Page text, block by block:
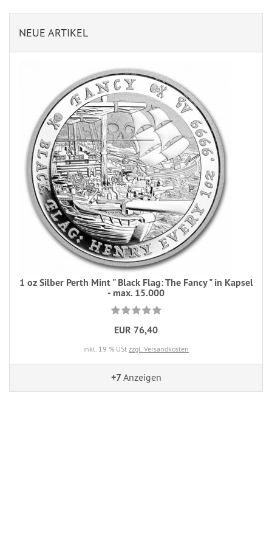
NEUE ARTIKEL
1 oz Silber Perth Mint " Black Flag: The Fancy " in Kapsel
- max. 15.000
EUR 76,40
inkl. 19 % USt zzgl. Versandkosten
+7 Anzeigen